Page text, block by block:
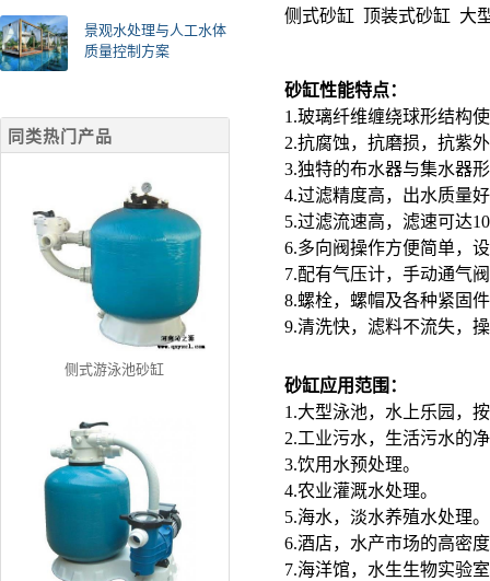
景观水处理与人工水体
质量控制方案
同类热门产品
侧式游泳池砂缸
侧式砂缸 顶装式砂缸 大
砂缸性能特点：
1.玻璃纤维缠绕球形结构
2.抗腐蚀，抗磨损，抗紫
3.独特的布水器与集水器
4.过滤精度高，出水质量
5.过滤流速高，滤速可达
6.多向阀操作方便简单，
7.配有气压计，手动通气
8.螺栓，螺帽及各种紧固
9.清洗快，滤料不流失，
砂缸应用范围：
1.大型泳池，水上乐园，
2.工业污水，生活污水的
3.饮用水预处理。
4.农业灌溉水处理。
5.海水，淡水养殖水处理。
6.酒店，水产市场的高密
7.海洋馆，水生生物实验